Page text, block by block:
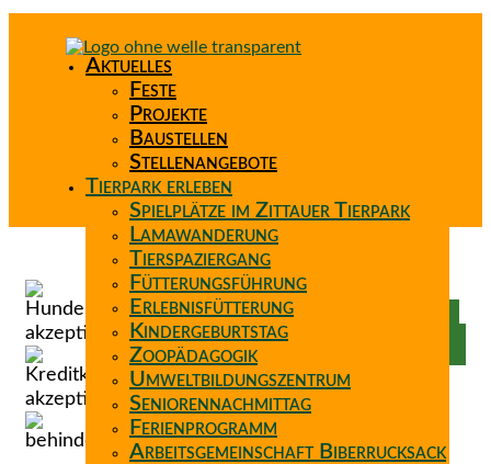
Aktuelles
Feste
Projekte
Baustellen
Stellenangebote
Tierpark erleben
Spielplätze im Zittauer Tierpark
Lamawanderung
Tierspaziergang
Fütterungsführung
Erlebnisfütterung
Kindergeburtstag
Zoopädagogik
Umweltbildungszentrum
Seniorennachmittag
Ferienprogramm
Arbeitsgemeinschaft Biberrucksack